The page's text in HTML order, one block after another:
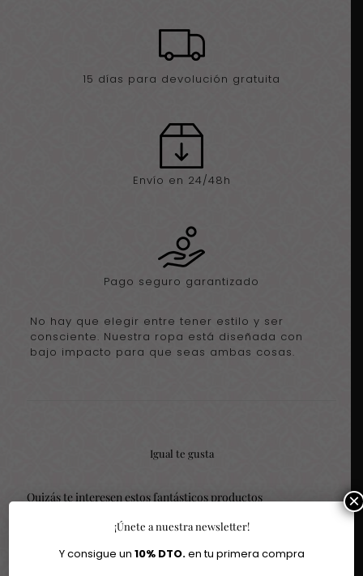
15 días para devolución gratuita
Envío en 24/48h
Pago seguro garantizado
No hay que elegir entre tener estilo y ser
consciente. Nuestra ropa está diseñada con
bajo impacto para que seas ambas cosas.
Igual te gusta
Quizás te interesen estos fantásticos productos
¡Únete a nuestra newsletter!
Y consigue un 10% DTO.en tu primera compra
×